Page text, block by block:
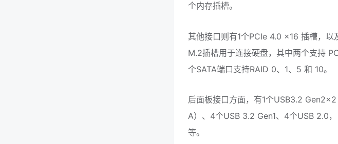
个内存插槽。
其他接口则有1个PCIe 4.0 x16 插槽，
M.2插槽用于连接硬盘，其中两个支持
个SATA端口支持RAID 0、1、5 和 10。
后面板接口方面，有1个USB3.2
A）、4个USB 3.2 Gen1、4个USB 2.0
等。